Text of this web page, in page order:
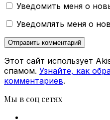
Уведомить меня о
Уведомлять меня о
Этот сайт использует
спамом. Узнайте, как
комментариев.
Мы в соц сетях